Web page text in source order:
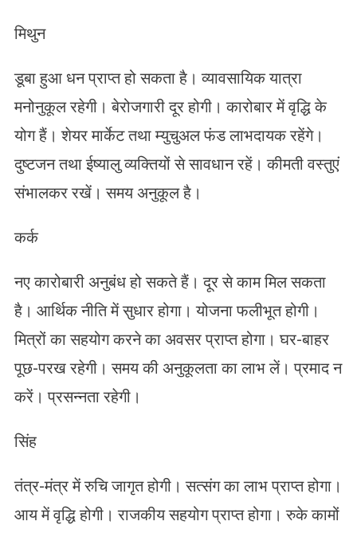
मिथुन
डूबा हुआ धन प्राप्त हो सकता है। व्यावसायिक यात्रा
मनोनुकूल रहेगी। बेरोजगारी दूर होगी। कारोबार में वृद्धि के
योग हैं। शेयर मार्केट तथा म्युचुअल फंड लाभदायक रहेंगे।
दुष्टजन तथा ईष्यालु व्यक्तियों से सावधान रहें। कीमती वस्तुएं
संभालकर रखें। समय अनुकूल है।
कर्क
नए कारोबारी अनुबंध हो सकते हैं। दूर से काम मिल सकता
है। आर्थिक नीति में सुधार होगा। योजना फलीभूत होगी।
मित्रों का सहयोग करने का अवसर प्राप्त होगा। घर-बाहर
पूछ-परख रहेगी। समय की अनुकूलता का लाभ लें। प्रमाद न
करें। प्रसन्नता रहेगी।
सिंह
तंत्र-मंत्र में रुचि जागृत होगी। सत्संग का लाभ प्राप्त होगा।
आय में वृद्धि होगी। राजकीय सहयोग प्राप्त होगा। रुके कामों